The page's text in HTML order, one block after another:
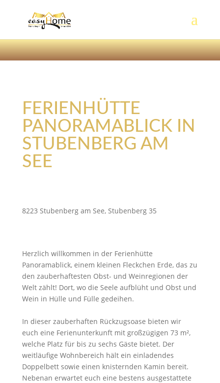
FERIENHÜTTE
PANORAMABLICK IN
STUBENBERG AM
SEE
8223 Stubenberg am See, Stubenberg 35
Herzlich willkommen in der Ferienhütte
Panoramablick, einem kleinen Fleckchen Erde, das zu
den zauberhaftesten Obst- und Weinregionen der
Welt zählt! Dort, wo die Seele aufblüht und Obst und
Wein in Hülle und Fülle gedeihen.
In dieser zauberhaften Rückzugsoase bieten wir
euch eine Ferienunterkunft mit großzügigen 73 m²,
welche Platz für bis zu sechs Gäste bietet. Der
weitläufige Wohnbereich hält ein einladendes
Doppelbett sowie einen knisternden Kamin bereit.
Nebenan erwartet euch eine bestens ausgestattete